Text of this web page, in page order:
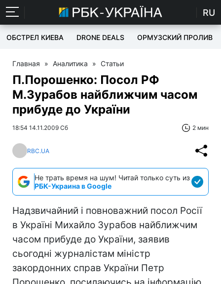
RU
ОБСТРЕЛ КИЕВА DRONE DEALS ОРМУЗСКИЙ ПРОЛИВ
Главная » Аналитика » Статьи
П.Порошенко: Посол РФ
М.Зурабов найближчим часом
прибуде до України
18:54 14.11.2009 Сб 2 мин
RBC.UA
Не трать время на шум! Читай только суть из
РБК-Украина в Google
Надзвичайний і повноважний посол Росії
в Україні Михайло Зурабов найближчим
часом прибуде до України, заявив
сьогодні журналістам міністр
закордонних справ України Петр